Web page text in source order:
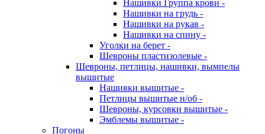
Нашивки Группа крови -
Нашивки на грудь -
Нашивки на рукав -
Нашивки на спину -
Уголки на берет -
Шевроны пластизолевые -
Шевроны, петлицы, нашивки, вымпелы
вышитые
Нашивки вышитые -
Петлицы вышитые н/об -
Шевроны, курсовки вышитые -
Эмблемы вышитые -
Погоны